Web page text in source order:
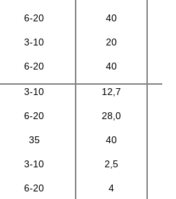
6-20
3-10
6-20
40
20
40
3-10
6-20
35
3-10
6-20
12,7
28,0
40
2,5
4